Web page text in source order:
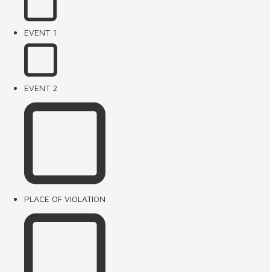
EVENT 1
EVENT 2
PLACE OF VIOLATION